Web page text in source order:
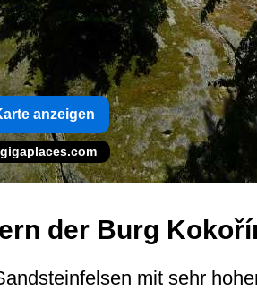
anzeigen
der Burg
mit sehr